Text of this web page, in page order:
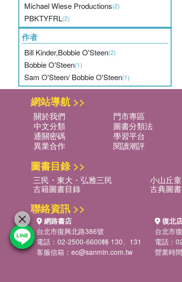
Michael Wiese Productions(2)
PBKTYFRL(2)
作者
Bill Kinder,Bobbie O'Steen(2)
Bobbie O'Steen(1)
Sam O'Steen/ Bobbie O'Steen(1)
網站導航 >>
關於我們 門市專區
中文分類
圖書分類法
通關密碼
學習平台
異業合作
閱讀潮評
圖書目錄 >>
三民・東大・弘雅三民 小山丘
古籍圖書目錄 古典圖
聯絡資訊 >>
網路書店
台北市復興北路386號
電話：02-2500-6600轉 130、131
客服信箱： ec@sanmin.com.tw
復北
台北市
電話：
營業時